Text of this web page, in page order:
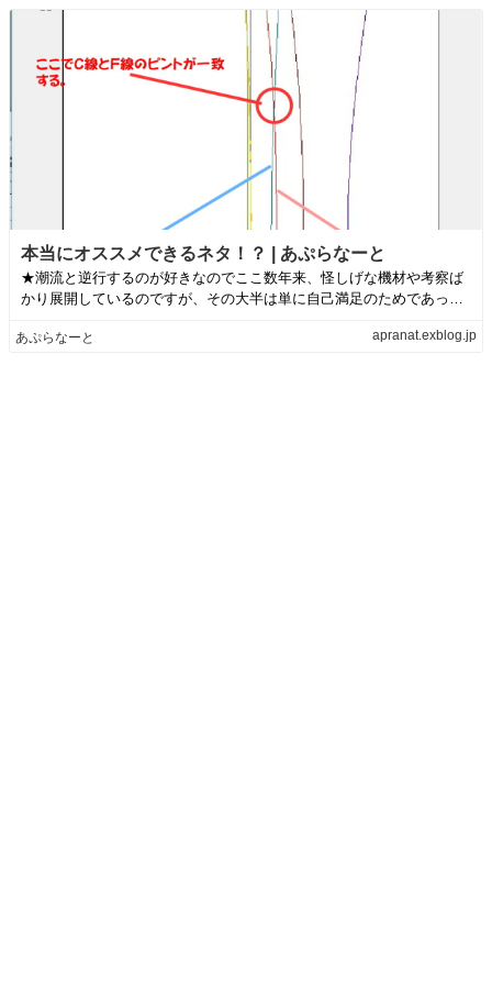
本当にオススメできるネタ！？ | あぷらなーと
★潮流と逆行するのが好きなのでここ数年来、怪しげな機材や考察ば
かり展開しているのですが、その大半は単に自己満足のためであった
あぷらなーと apranat.exblog.jp